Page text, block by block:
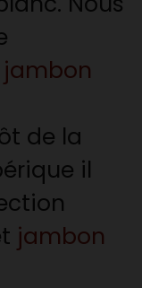
jambon
de la
il
jambon